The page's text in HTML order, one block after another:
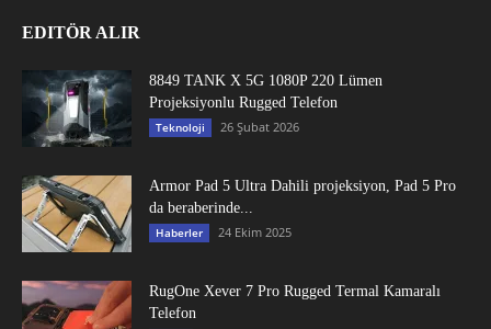
EDITÖR ALIR
8849 TANK X 5G 1080P 220 Lümen
Projeksiyonlu Rugged Telefon
Teknoloji 26 Şubat 2026
Armor Pad 5 Ultra Dahili projeksiyon, Pad 5 Pro
da beraberinde...
Haberler 24 Ekim 2025
RugOne Xever 7 Pro Rugged Termal Kamaralı
Telefon